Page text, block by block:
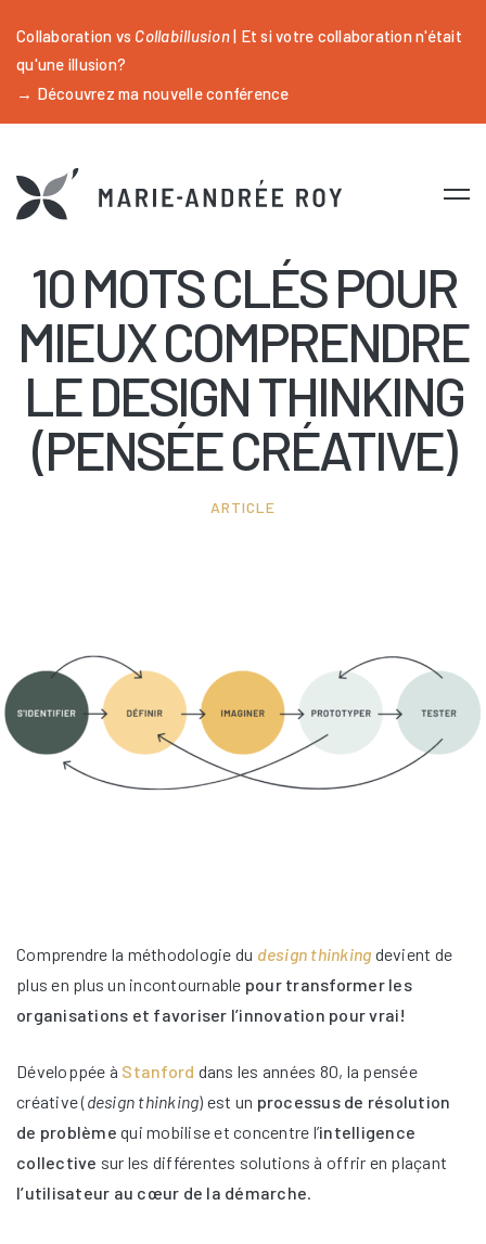
Collaboration vs Collabillusion| Et si votre collaboration n'était
qu'une illusion?
→ Découvrez ma nouvelle conférence
10 MOTS CLÉS POUR
MIEUX COMPRENDRE
LE DESIGN THINKING
(PENSÉE CRÉATIVE)
ARTICLE
Comprendre la méthodologie du design thinking devient de
plus en plus un incontournable pour transformer les
organisations et favoriser l’innovation pour vrai!
Développée à Stanford dans les années 80, la pensée
créative (design thinking) est un processus de résolution
de problème qui mobilise et concentre l’intelligence
collective sur les différentes solutions à offrir en plaçant
l’utilisateur au cœur de la démarche.